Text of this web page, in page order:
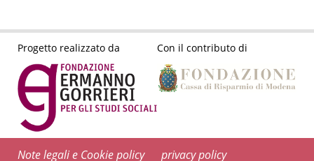
Progetto realizzato da Con il contributo di
Note legali e Cookie policy privacy policy